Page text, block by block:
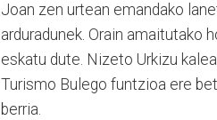
Joan zen urtean emandako
arduradunek. Orain amaitutako
eskatu dute. Nizeto Urkizu
Turismo Bulego funtzioa ere
berria.